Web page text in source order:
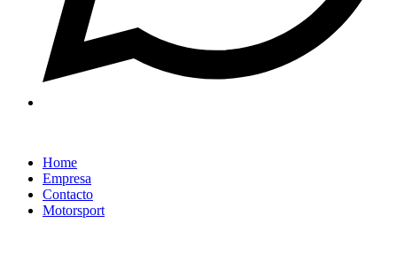
Home
Empresa
Contacto
Motorsport